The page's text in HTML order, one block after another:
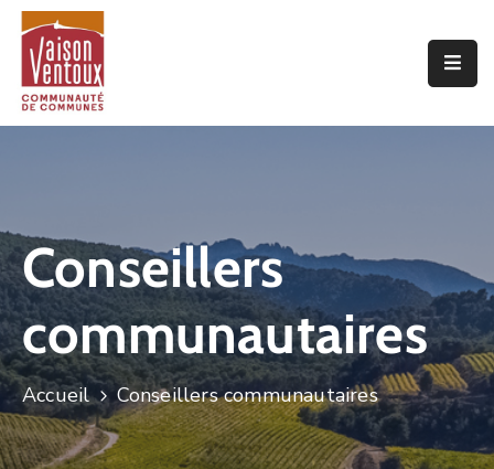
Accueil
Economie
Projets
De
Territoire
Découvrir
Conseillers
communautaires
Accueil Conseillers communautaires